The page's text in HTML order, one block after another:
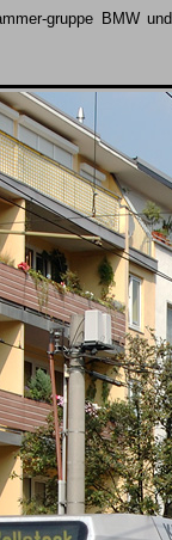
gruppe BMW